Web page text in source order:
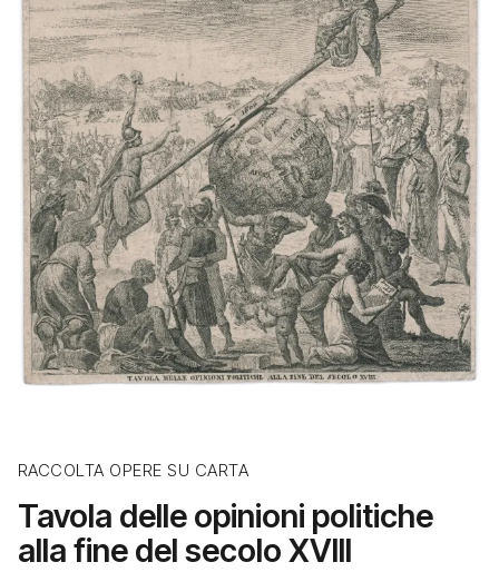
RACCOLTA OPERE SU CARTA
Tavola delle opinioni politiche
alla fine del secolo XVIII